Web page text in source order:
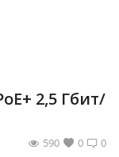
2,5 Гбит/
0
0
590